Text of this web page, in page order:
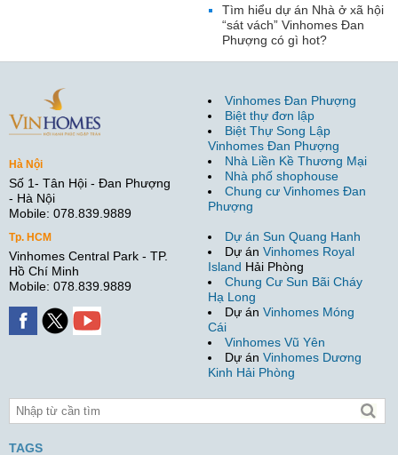
Tìm hiểu dự án Nhà ở xã hội
“sát vách” Vinhomes Đan
Phượng có gì hot?
Hà Nội
Số 1- Tân Hội - Đan Phượng
- Hà Nội
Mobile: 078.839.9889
Tp. HCM
Vinhomes Central Park - TP.
Hồ Chí Minh
Mobile: 078.839.9889
Vinhomes Đan Phượng
Biệt thự đơn lập
Biệt Thự Song Lập
Vinhomes Đan Phượng
Nhà Liền Kề Thương Mại
Nhà phố shophouse
Chung cư Vinhomes Đan
Phượng
Dự án Sun Quang Hanh
Dự án Vinhomes Royal
Island Hải Phòng
Chung Cư Sun Bãi Cháy
Hạ Long
Dự án Vinhomes Móng
Cái
Vinhomes Vũ Yên
Dự án Vinhomes Dương
Kinh Hải Phòng
TAGS